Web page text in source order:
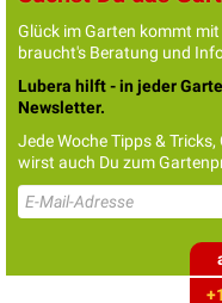
Glück im Garten kommt
braucht's Beratung und
Lubera hilft - in jeder
Newsletter.
Jede Woche Tipps &
wirst auch Du zum